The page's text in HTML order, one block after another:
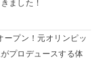
ました！
ープン！元オリンピッ
プロデュースする体